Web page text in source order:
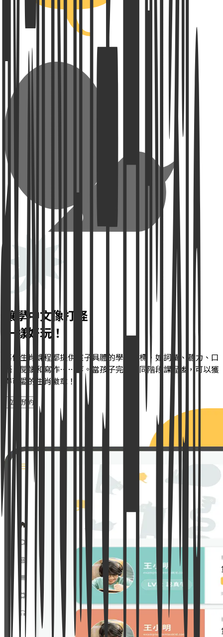
讓學中文像打怪
一樣好玩！
每個生肖課程都提供孩子具體的學習目標，如詞彙、聽力、口
語、閱讀和寫作……等。當孩子完成不同階段課程後，可以獲
得可愛的生肖徽章！
立即預約